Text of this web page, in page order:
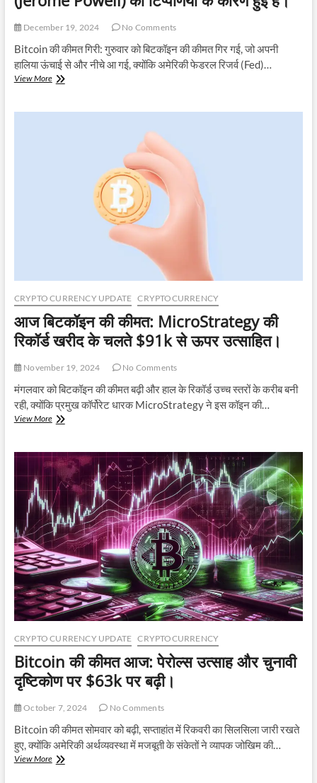
December 19, 2024 No Comments
Bitcoin की कीमत गिरी: गुरुवार को बिटकॉइन की कीमत गिर गई, जो अपनी
हालिया ऊंचाई से और नीचे आ गई, क्योंकि अमेरिकी फेडरल रिजर्व (Fed)…
View MoreBitcoin
रिजर्व
(Fed)
की
सख्त
मौद्रिक
नीति
monetary
policy)
और
चेयरमैन
जेरोम
Powell)
टिप्पणियों
के
कारण
हुई
है।
CRYPTO CURRENCY UPDATE CRYPTOCURRENCY
आज बिटकॉइन की कीमत: MicroStrategy की
रिकॉर्ड खरीद के चलते $91k से ऊपर उत्साहित।
November 19, 2024 No Comments
मंगलवार को बिटकॉइन की कीमत बढ़ी और हाल के रिकॉर्ड उच्च स्तरों के करीब बनी
रही, क्योंकि प्रमुख कॉर्पोरेट धारक MicroStrategy ने इस कॉइन की…
View Moreआज
कीमत:
MicroStrategy
की
रिकॉर्ड
खरीद
के
चलते
$91k
से
ऊपर
उत्साहित।
CRYPTO CURRENCY UPDATE CRYPTOCURRENCY
Bitcoin की कीमत आज: पेरोल्स उत्साह और चुनावी
दृष्टिकोण पर $63k पर बढ़ी।
October 7, 2024 No Comments
Bitcoin की कीमत सोमवार को बढ़ी, सप्ताहांत में रिकवरी का सिलसिला जारी रखते
हुए, क्योंकि अमेरिकी अर्थव्यवस्था में मजबूती के संकेतों ने व्यापक जोखिम की…
View MoreBitcoin